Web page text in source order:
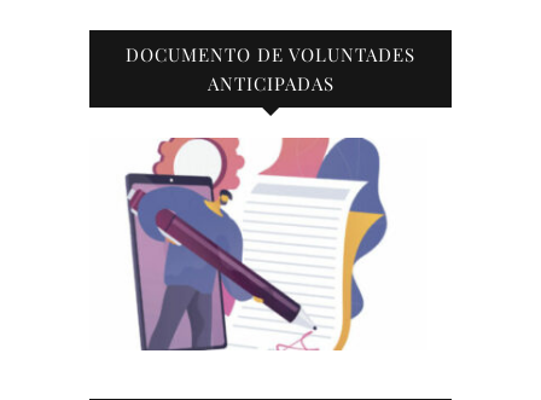
DOCUMENTO DE VOLUNTADES
ANTICIPADAS